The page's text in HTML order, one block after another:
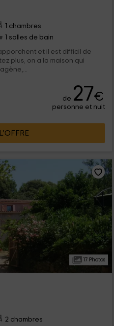
1 chambres
1 salles de bain
et il est difficil de
plus, on a la maison qui
de 27€
personne et nuit
17 Photos
2 chambres